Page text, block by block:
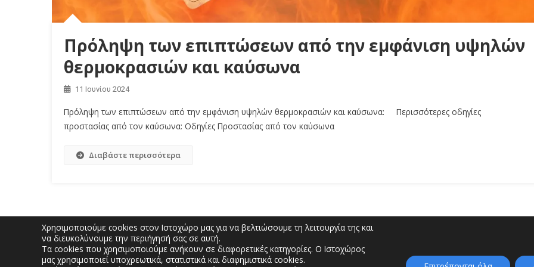
Πρόληψη των επιπτώσεων από την εμφάνιση υψηλών
θερμοκρασιών και καύσωνα
11 Ιουνίου 2024
Πρόληψη των επιπτώσεων από την εμφάνιση υψηλών θερμοκρασιών και καύσωνα: Περισσότερες οδηγίες
προστασίας από τον καύσωνα: Οδηγίες Προστασίας από τον καύσωνα
Διαβάστε περισσότερα
Διοικητήριο “Κώστας Ταλιαδούρης” | Τηλέφωνο: 2462353333, 2462353370 |
Χρησιμοποιούμε cookies στον Ιστοχώρο μας για να βελτιώσουμε τη λειτουργία της και
να διευκολύνουμε την περιήγησή σας σε αυτή.
Τα cookies που χρησιμοποιούμε ανήκουν σε διαφορετικές κατηγορίες. Ο Ιστοχώρος
μας χρησιμοποιεί υποχρεωτικά, στατιστικά και διαφημιστικά cookies.